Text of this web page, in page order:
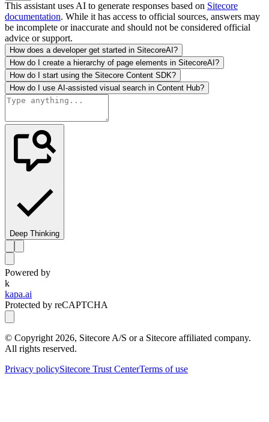
This assistant uses AI to generate responses based on Sitecore
documentation. While it has access to official sources, answers may
be incomplete or inaccurate and should not be considered official
advice or support.
How does a developer get started in SitecoreAI?
How do I create a hierarchy of page elements in SitecoreAI?
How do I start using the Sitecore Content SDK?
How do I use AI-assisted visual search in Content Hub?
Deep Thinking
Powered by
k
kapa.ai
Protected by reCAPTCHA
© Copyright 2026, Sitecore A/S or a Sitecore affiliated company.
All rights reserved.
Privacy policySitecore Trust CenterTerms of use